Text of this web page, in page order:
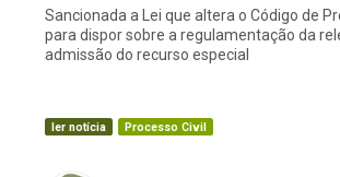
Sancionada a Lei que altera o Código de
para dispor sobre a regulamentação da
admissão do recurso especial
ler notícia Processo Civil